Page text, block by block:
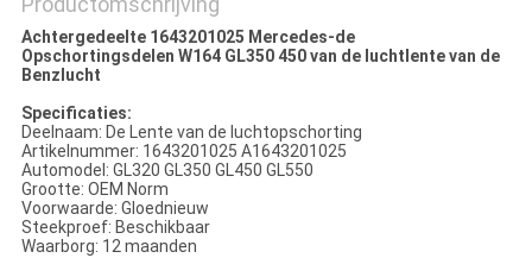
Achtergedeelte 1643201025 Mercedes-de
Opschortingsdelen W164 GL350 450 van de luchtlente van de
Benzlucht
Specificaties:
Deelnaam: De Lente van de luchtopschorting
Artikelnummer: 1643201025 A1643201025
Automodel: GL320 GL350 GL450 GL550
Grootte: OEM Norm
Voorwaarde: Gloednieuw
Steekproef: Beschikbaar
Waarborg: 12 maanden